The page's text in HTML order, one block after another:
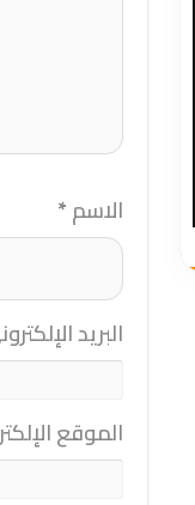
الاسم*
البريد
الموقع